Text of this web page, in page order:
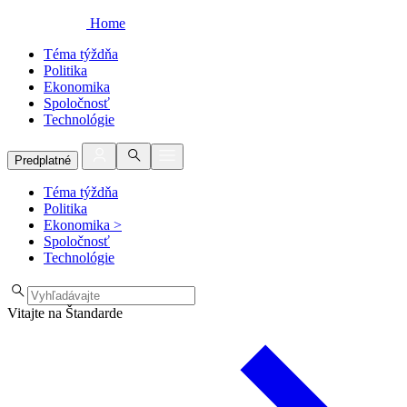
Home
Téma týždňa
Politika
Ekonomika
Spoločnosť
Technológie
Predplatné
Téma týždňa
Politika
Ekonomika >
Spoločnosť
Technológie
Vitajte na Štandarde